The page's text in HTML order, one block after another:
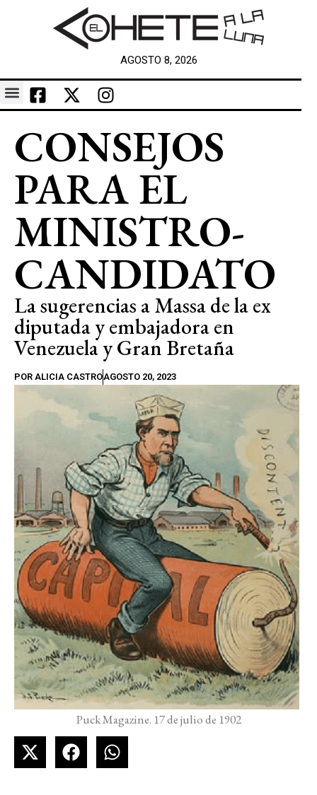
AGOSTO 8, 2026
CONSEJOS
PARA EL
MINISTRO-
CANDIDATO
La sugerencias a Massa de la ex
diputada y embajadora en
Venezuela y Gran Bretaña
POR ALICIA CASTROAGOSTO 20, 2023
Puck Magazine. 17 de julio de 1902